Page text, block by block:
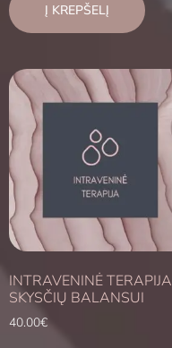
Į KREPŠELĮ
INTRAVENINĖ TERAPIJA
SKYSČIŲ BALANSUI
40.00€